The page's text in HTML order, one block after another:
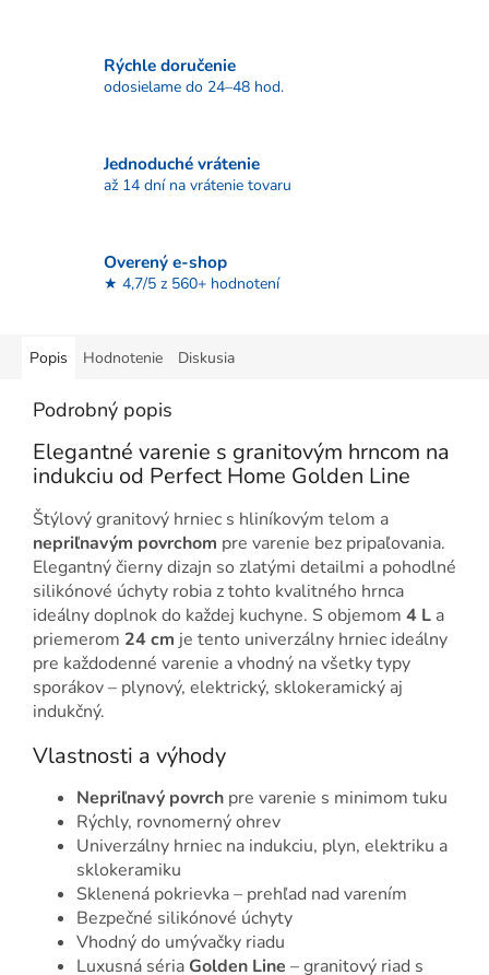
Rýchle doručenie
odosielame do 24–48 hod.
Jednoduché vrátenie
až 14 dní na vrátenie tovaru
Overený e-shop
★ 4,7/5 z 560+ hodnotení
Popis Hodnotenie Diskusia
Podrobný popis
Elegantné varenie s granitovým hrncom na
indukciu od Perfect Home Golden Line
Štýlový granitový hrniec s hliníkovým telom a
nepriľnavým povrchom pre varenie bez pripaľovania.
Elegantný čierny dizajn so zlatými detailmi a pohodlné
silikónové úchyty robia z tohto kvalitného hrnca
ideálny doplnok do každej kuchyne. S objemom 4 L a
priemerom 24 cm je tento univerzálny hrniec ideálny
pre každodenné varenie a vhodný na všetky typy
sporákov – plynový, elektrický, sklokeramický aj
indukčný.
Vlastnosti a výhody
Nepriľnavý povrch pre varenie s minimom tuku
Rýchly, rovnomerný ohrev
Univerzálny hrniec na indukciu, plyn, elektriku a
sklokeramiku
Sklenená pokrievka – prehľad nad varením
Bezpečné silikónové úchyty
Vhodný do umývačky riadu
Luxusná séria Golden Line – granitový riad s